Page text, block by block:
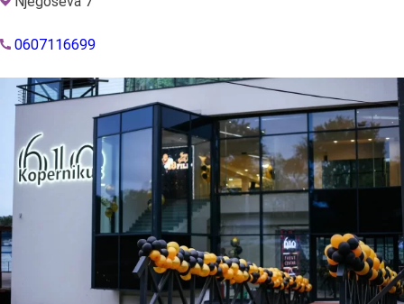
0607116699